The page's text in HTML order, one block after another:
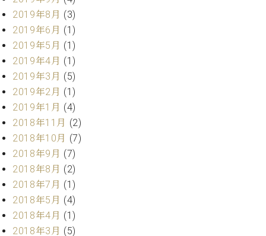
ョ
ン
C.BECHSTEIN
Digital(ベ
ヒ
シ
ュ
タ
イ
ン
デ
ジ
タ
ル)
情報
【ユ
ーロ
ピア
ノ特
選中
古】
ベ
ン
ト
情
報
八
子
工
房
2019年8月 (3)
2019年6月 (1)
2019年5月 (1)
2019年4月 (1)
2019年3月 (5)
2019年2月 (1)
2019年1月 (4)
2018年11月 (2)
2018年10月 (7)
2018年9月 (7)
2018年8月 (2)
2018年7月 (1)
2018年5月 (4)
2018年4月 (1)
2018年3月 (5)